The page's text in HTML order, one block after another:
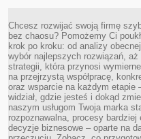
Chcesz rozwijać swoją firmę
bez chaosu? Pomożemy Ci
krok po kroku: od analizy
wybór najlepszych rozwiązań, aż
strategii, która przynosi
na przejrzystą współpracę,
oraz wsparcie na każdym etapie
widział, gdzie jesteś i dokąd
naszym usługom Twoja marka
rozpoznawalna, procesy bardziej
decyzje biznesowe – oparte na